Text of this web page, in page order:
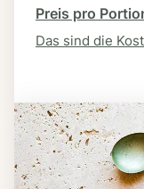
Preis pro
Das sind die